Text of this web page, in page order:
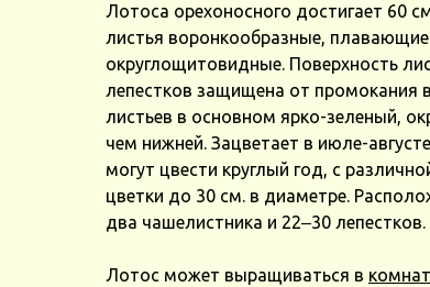
Лотоса орехоносного достигает 60
листья воронкообразные,
округлощитовидные. Поверхность
лепестков защищена от промокания
листьев в основном ярко-зеленый,
чем нижней. Зацветает в июле-
могут цвести круглый год, с
цветки до 30 см. в диаметре.
два чашелистника и 22‒30 лепестков.
Лотос может выращиваться в